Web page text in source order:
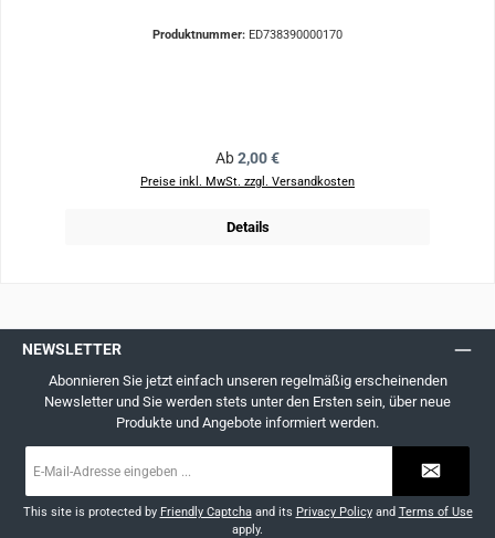
Produktnummer: ED738390000170
Regulärer Preis:
Ab2,00 €
Preise inkl. MwSt. zzgl. Versandkosten
Details
NEWSLETTER
Abonnieren Sie jetzt einfach unseren regelmäßig erscheinenden
Newsletter und Sie werden stets unter den Ersten sein, über neue
Produkte und Angebote informiert werden.
Mail-
*
This site is protected by Friendly Captchaand its Privacy Policyand Terms of Use
apply.